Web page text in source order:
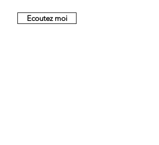
Ecoutez moi